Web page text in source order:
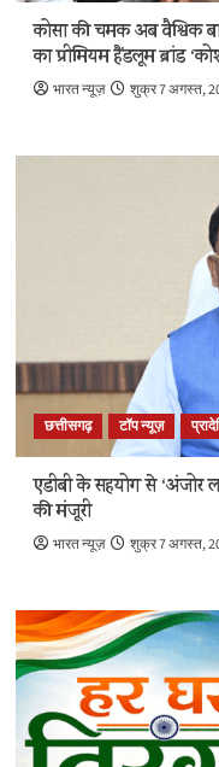
कोसा की चमक अब वैश्विक
का प्रीमियम हैंडलूम ब्रांड
भारत न्यूज़ शुक्र 7 अगस्त,
छत्तीसगढ़ टॉप न्यूज़
एडीबी के सहयोग से ‘अंजोर
की मंजूरी
भारत न्यूज़ शुक्र 7 अगस्त,